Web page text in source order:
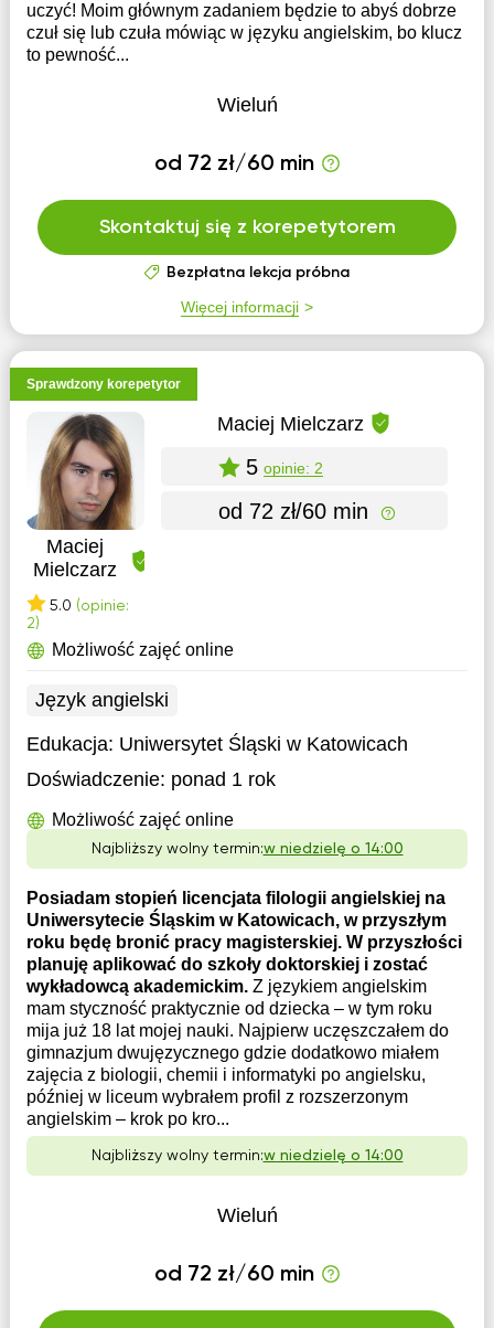
uczyć! Moim głównym zadaniem będzie to abyś dobrze
czuł się lub czuła mówiąc w języku angielskim, bo klucz
to pewność...
Wieluń
od 72 zł/60 min
Skontaktuj się z korepetytorem
Bezpłatna lekcja próbna
Więcej informacji
Sprawdzony korepetytor
Maciej
Mielczarz
5.0 (opinie:
2)
Maciej Mielczarz
5 opinie: 2
od 72 zł/60 min
Możliwość zajęć online
Język angielski
Edukacja: Uniwersytet Śląski w Katowicach
Doświadczenie: ponad 1 rok
Możliwość zajęć online
Najbliższy wolny termin:w niedzielę o 14:00
Posiadam stopień licencjata filologii angielskiej na
Uniwersytecie Śląskim w Katowicach, w przyszłym
roku będę bronić pracy magisterskiej. W przyszłości
planuję aplikować do szkoły doktorskiej i zostać
wykładowcą akademickim. Z językiem angielskim
mam styczność praktycznie od dziecka – w tym roku
mija już 18 lat mojej nauki. Najpierw uczęszczałem do
gimnazjum dwujęzycznego gdzie dodatkowo miałem
zajęcia z biologii, chemii i informatyki po angielsku,
później w liceum wybrałem profil z rozszerzonym
angielskim – krok po kro...
Najbliższy wolny termin:w niedzielę o 14:00
Wieluń
od 72 zł/60 min